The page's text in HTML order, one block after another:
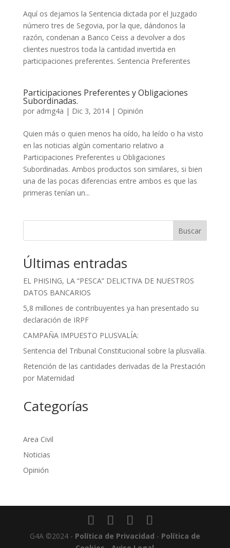
Aquí os dejamos la Sentencia dictada por el Juzgado
número tres de Segovia, por la que, dándonos la
razón, condenan a Banco Ceiss a devolver a dos
clientes nuestros toda la cantidad invertida en
participaciones preferentes. Sentencia Preferentes
Participaciones Preferentes y Obligaciones
Subordinadas.
por admg4a | Dic 3, 2014| Opinión
Quien más o quien menos ha oído, ha leído o ha visto
en las noticias algún comentario relativo a
Participaciones Preferentes u Obligaciones
Subordinadas. Ambos productos son similares, si bien
una de las pocas diferencias entre ambos es que las
primeras tenían un...
Buscar
Últimas entradas
EL PHISING, LA “PESCA” DELICTIVA DE NUESTROS
DATOS BANCARIOS
5,8 millones de contribuyentes ya han presentado su
declaración de IRPF
CAMPAÑA IMPUESTO PLUSVALÍA:
Sentencia del Tribunal Constitucional sobre la plusvalía.
Retención de las cantidades derivadas de la Prestación
por Maternidad
Categorías
Area Civil
Noticias
Opinión
G4A ©2024 - Política de Privacidad - Política de